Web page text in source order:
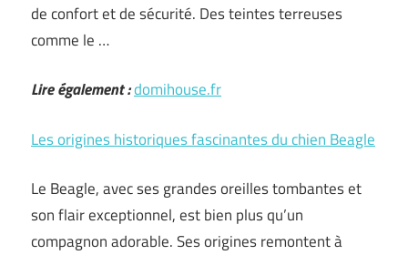
de confort et de sécurité. Des teintes terreuses
comme le …
Lire également :domihouse.fr
Les origines historiques fascinantes du chien Beagle
Le Beagle, avec ses grandes oreilles tombantes et
son flair exceptionnel, est bien plus qu’un
compagnon adorable. Ses origines remontent à